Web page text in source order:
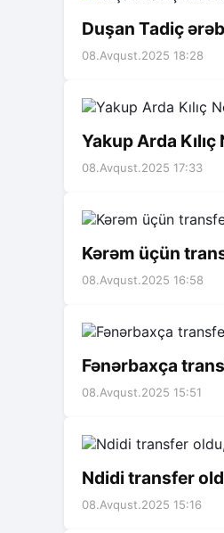
Duşan Tadiç
08.Avqust.2025 18:28
Yakup Arda
08.Avqust.2025 17:33
Kərəm üçün
08.Avqust.2025 16:58
Fənərbaxça
08.Avqust.2025 15:51
Ndidi transfer
08.Avqust.2025 15:16